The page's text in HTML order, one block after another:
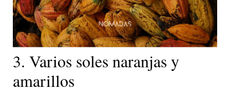
3. Varios soles naranjas y
amarillos